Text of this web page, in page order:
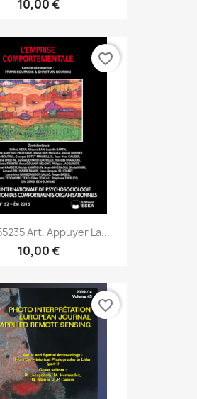
10,00 €
Art. Appuyer La...
10,00 €
favorite_border
favorite_border